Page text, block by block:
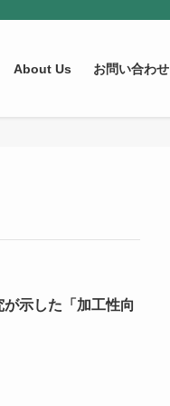
About Us お問い合わせ
示した「加工性向